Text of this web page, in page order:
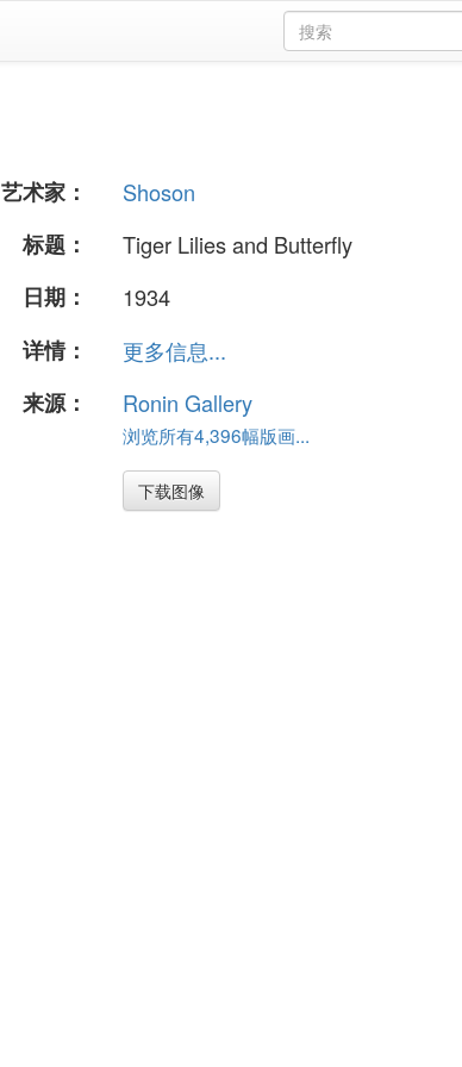
艺术家：
Shoson
标题：
Tiger Lilies and Butterfly
日期：
1934
详情：
更多信息...
来源：
Ronin Gallery
浏览所有4,396幅版画...
下载图像